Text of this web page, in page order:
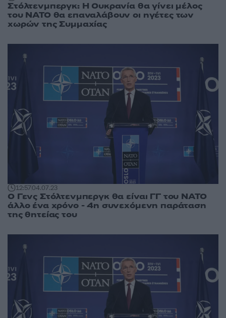
Στόλτενμπεργκ: Η Ουκρανία θα γίνει μέλος
του ΝΑΤΟ θα επαναλάβουν οι ηγέτες των
χωρών της Συμμαχίας
12:5704.07.23
Ο Γενς Στόλτενμπεργκ θα είναι ΓΓ του ΝΑΤΟ
άλλο ένα χρόνο - 4η συνεχόμενη παράταση
της θητείας του